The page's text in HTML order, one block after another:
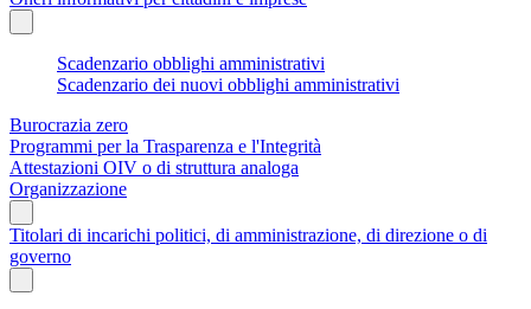
Scadenzario obblighi amministrativi
Scadenzario dei nuovi obblighi amministrativi
Burocrazia zero
Programmi per la Trasparenza e l'Integrità
Attestazioni OIV o di struttura analoga
Organizzazione
Titolari di incarichi politici, di amministrazione, di direzione o di
governo